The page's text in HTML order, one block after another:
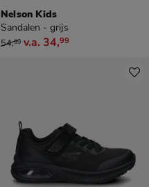
Nelson Kids
Sandalen - grijs
van € 54,99 vanaf € 34,99
54,99 v.a. 34,99